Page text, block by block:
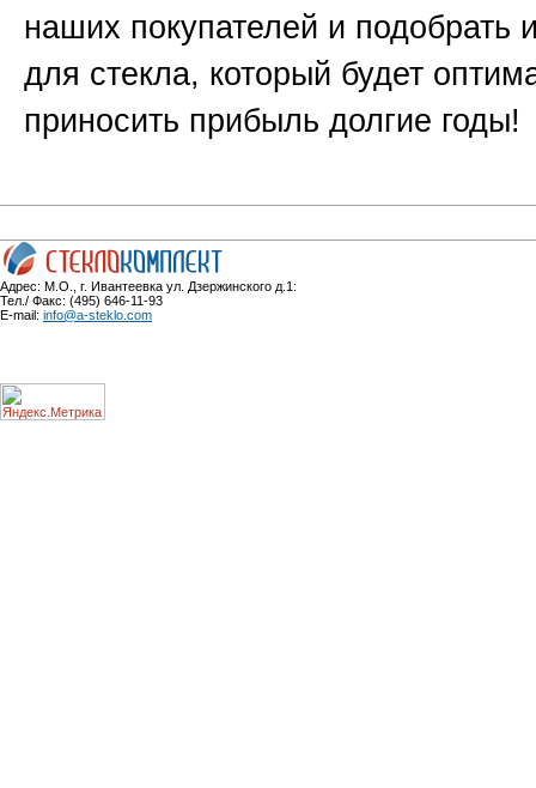
наших покупателей и подобрать
для стекла, который будет
приносить прибыль долгие годы!
Адрес: М.О., г. Ивантеевка ул. Дзержинского д.1:
Тел./ Факс: (495) 646-11-93
E-mail: info@a-steklo.com